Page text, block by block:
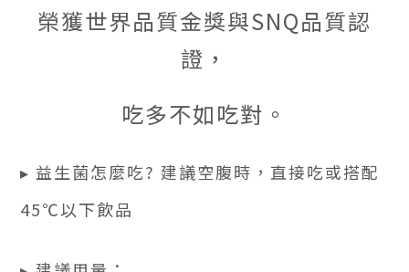
榮獲世界品質金獎與SNQ品質認
證，
吃多不如吃對。
▸ 益生菌怎麼吃? 建議空腹時，直接吃或搭配
45℃以下飲品